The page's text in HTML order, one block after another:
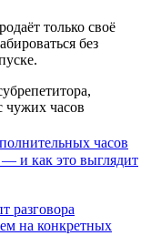
только своё
без
часов
и как это выглядит
разговора
на конкретных